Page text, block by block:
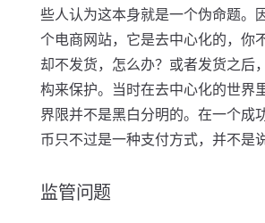
些人认为这本身就是一个伪命题。
个电商网站，它是去中心化的，你
却不发货，怎么办？或者发货之后
构来保护。当时在去中心化的世界
界限并不是黑白分明的。在一个成
币只不过是一种支付方式，并不是
监管问题